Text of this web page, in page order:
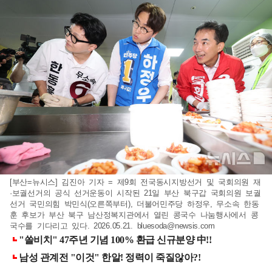
[부산=뉴시스] 김진아 기자 = 제9회 전국동시지방선거 및 국회의원 재
·보궐선거의 공식 선거운동이 시작된 21일 부산 북구갑 국회의원 보궐
선거 국민의힘 박민식(오른쪽부터), 더불어민주당 하정우, 무소속 한동
훈 후보가 부산 북구 남산정복지관에서 열린 콩국수 나눔행사에서 콩
국수를 기다리고 있다. 2026.05.21.
bluesoda@newsis.com